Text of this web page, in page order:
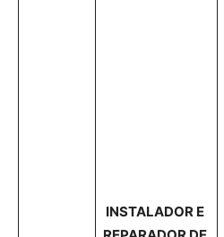
INSTALADOR E